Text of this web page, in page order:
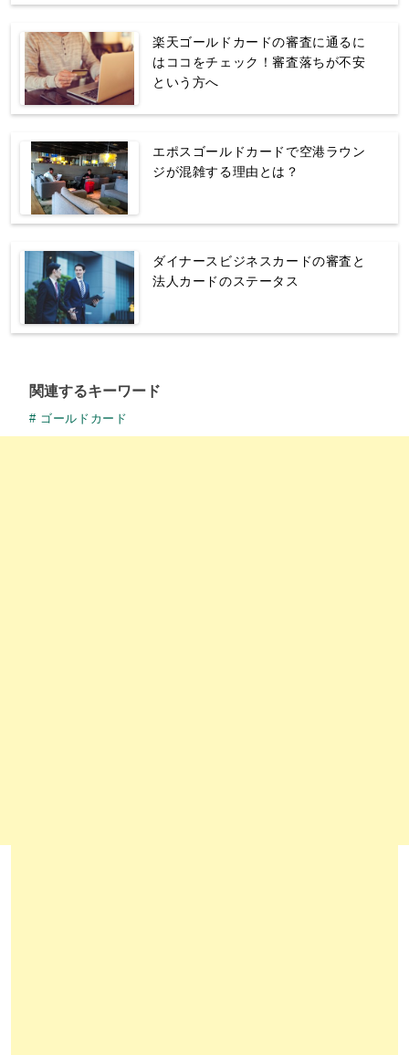
楽天ゴールドカードの審査に通るに
はココをチェック！審査落ちが不安
という方へ
エポスゴールドカードで空港ラウン
ジが混雑する理由とは？
ダイナースビジネスカードの審査と
法人カードのステータス
関連するキーワード
ゴールドカード